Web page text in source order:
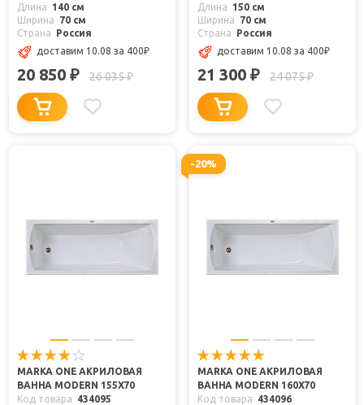
Длина
140 см
Ширина
70 см
Страна
Россия
доставим 10.08 за 400₽
20 850 ₽ 26 035₽
Длина
150 см
Ширина
70 см
Страна
Россия
доставим 10.08 за 400₽
21 300 ₽ 24 075₽
MARKA ONE АКРИЛОВАЯ
ВАННА MODERN 155X70
Код товара
434095
-20%
MARKA ONE АКРИЛОВАЯ
ВАННА MODERN 160X70
Код товара
434096